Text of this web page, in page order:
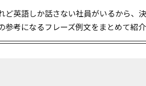
英語しか話さない社員がいるから、
考になるフレーズ例文をまとめて紹介